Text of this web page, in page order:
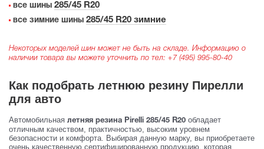
все шины 285/45 R20
все зимние шины 285/45 R20 зимние
Некоторых моделей шин может не быть на складе. Информацию о
наличии товара вы можете уточнить по тел: +7 (495) 995-80-40
Как подобрать летнюю резину Пирелли
для авто
Автомобильная летняя резина Pirelli 285/45 R20 обладает
отличным качеством, практичностью, высоким уровнем
безопасности и комфорта. Выбирая данную марку, вы приобретаете
очень качественную сертифицированную продукцию, которая